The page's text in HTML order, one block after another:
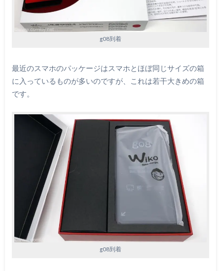
g08到着
最近のスマホのパッケージはスマホとほぼ同じサイズの箱
に入っているものが多いのですが、これは若干大きめの箱
です。
g08到着